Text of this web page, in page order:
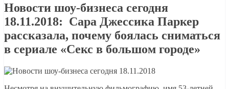
Новости шоу-бизнеса сегодня
18.11.2018: Сара Джессика Паркер
рассказала, почему боялась сниматься
в сериале «Секс в большом городе»